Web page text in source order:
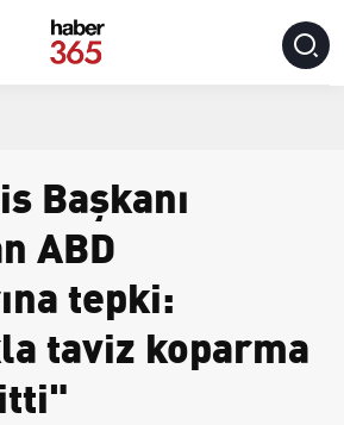
Başkanı
ABD
tepki:
taviz koparma